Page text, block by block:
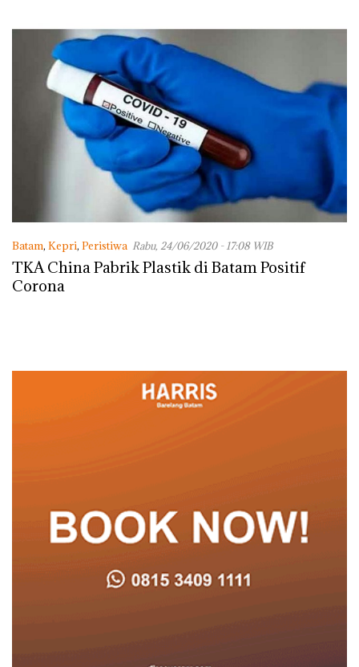
Batam, Kepri, Peristiwa Rabu, 24/06/2020 - 17:08 WIB
TKA China Pabrik Plastik di Batam Positif
Corona